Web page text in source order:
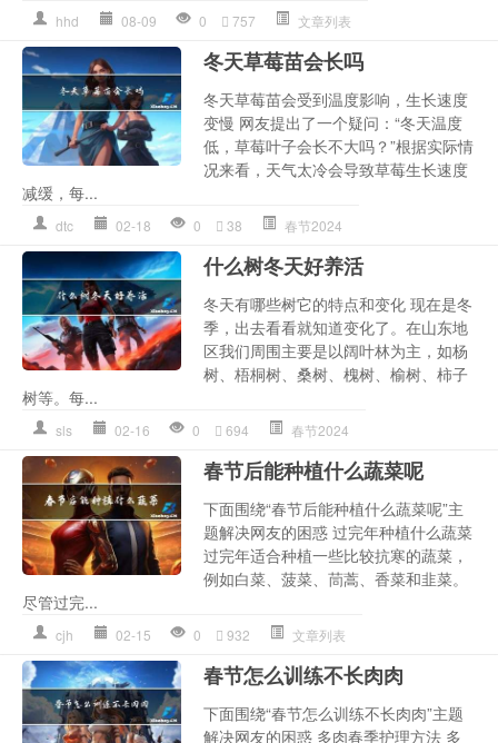
hhd 08-09 0 757 文章列表
冬天草莓苗会长吗
冬天草莓苗会受到温度影响，生长速度
变慢 网友提出了一个疑问：“冬天温度
低，草莓叶子会长不大吗？”根据实际情
况来看，天气太冷会导致草莓生长速度
减缓，每...
dtc 02-18 0 38 春节2024
什么树冬天好养活
冬天有哪些树它的特点和变化 现在是冬
季，出去看看就知道变化了。在山东地
区我们周围主要是以阔叶林为主，如杨
树、梧桐树、桑树、槐树、榆树、柿子
树等。每...
sls 02-16 0 694 春节2024
春节后能种植什么蔬菜呢
下面围绕“春节后能种植什么蔬菜呢”主
题解决网友的困惑 过完年种植什么蔬菜
过完年适合种植一些比较抗寒的蔬菜，
例如白菜、菠菜、茼蒿、香菜和韭菜。
尽管过完...
cjh 02-15 0 932 文章列表
春节怎么训练不长肉肉
下面围绕“春节怎么训练不长肉肉”主题
解决网友的困惑 多肉春季护理方法 多